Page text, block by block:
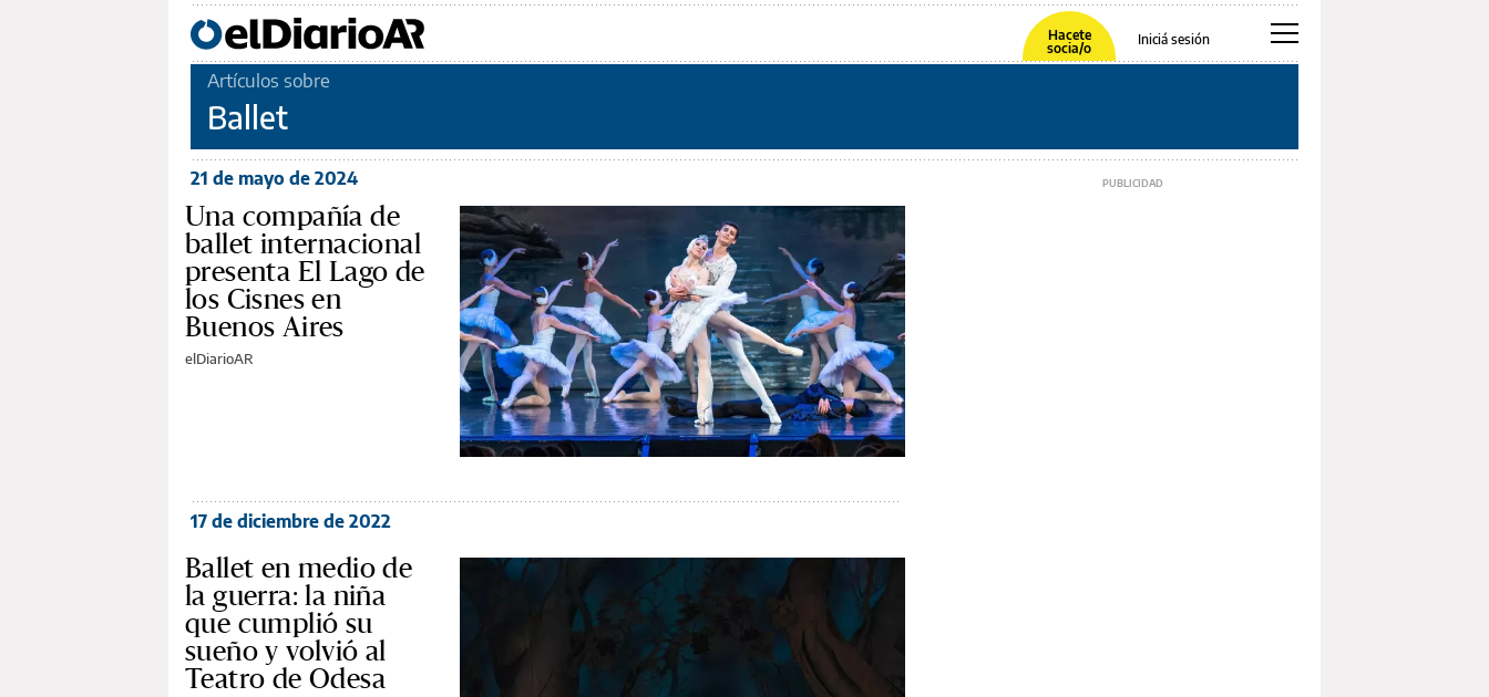
Hacete
socia/o
Iniciá sesión
Artículos sobre
Ballet
21 de mayo de 2024
Una compañía de
ballet internacional
presenta El Lago de
los Cisnes en
Buenos Aires
elDiarioAR
17 de diciembre de 2022
Ballet en medio de
la guerra: la niña
que cumplió su
sueño y volvió al
Teatro de Odesa